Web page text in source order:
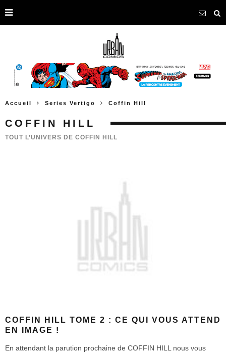
Accueil Series Vertigo Coffin Hill
COFFIN HILL
TOUT L’UNIVERS DE COFFIN HILL
COFFIN HILL TOME 2 : CE QUI VOUS ATTEND
EN IMAGE !
En attendant la parution prochaine de COFFIN HILL nous vous